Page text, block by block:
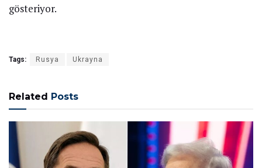
gösteriyor.
Tags: Rusya Ukrayna
Related Posts